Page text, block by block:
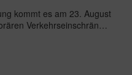
kommt es am 23. August
Verkehrseinschrän…